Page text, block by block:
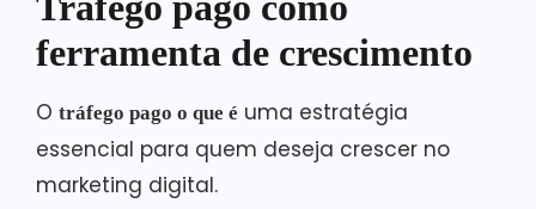
ferramenta de crescimento
O tráfego pago o que é uma estratégia
essencial para quem deseja crescer no
marketing digital.